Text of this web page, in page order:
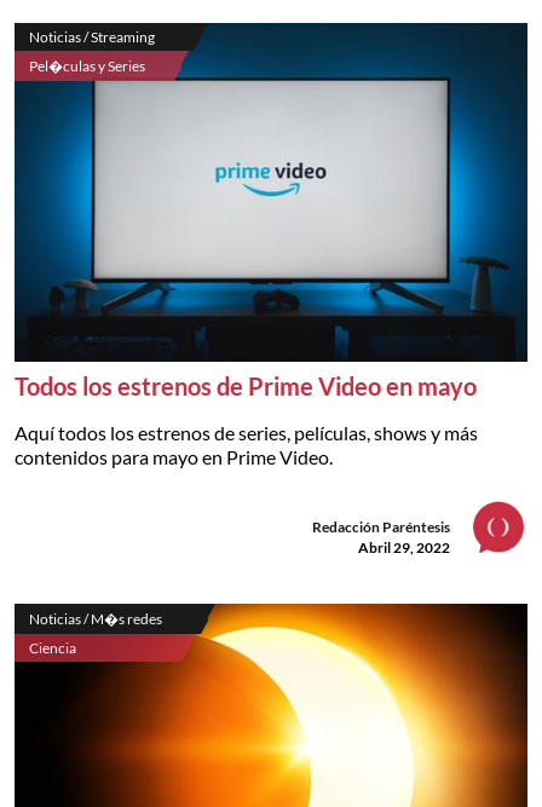
Noticias / Streaming
Pel�culas y Series
Todos los estrenos de Prime Video en mayo
Aquí todos los estrenos de series, películas, shows y más
contenidos para mayo en Prime Video.
Redacción Paréntesis
Abril 29, 2022
Noticias / M�s redes
Ciencia